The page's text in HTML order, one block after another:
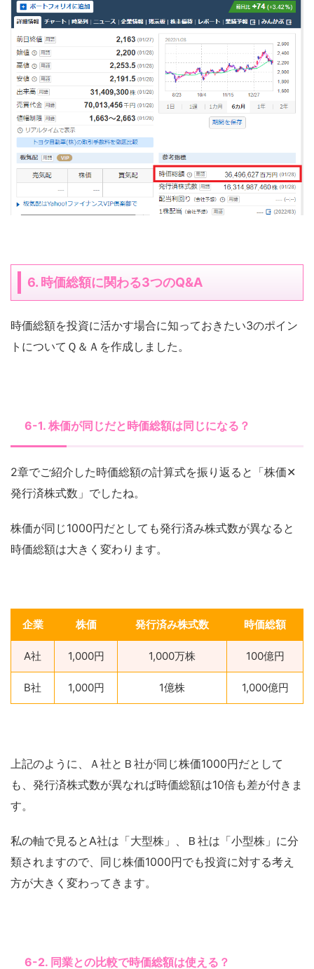
6. 時価総額に関わる3つのQ&A
時価総額を投資に活かす場合に知っておきたい3のポイン
トについてＱ＆Ａを作成しました。
6-1. 株価が同じだと時価総額は同じになる？
2章でご紹介した時価総額の計算式を振り返ると「株価✕
発行済株式数」でしたね。
株価が同じ1000円だとしても発行済み株式数が異なると
時価総額は大きく変わります。
企業 株価 発行済み株式数 時価総額
A社 1,000円 1,000万株 100億円
B社 1,000円 1億株 1,000億円
上記のように、Ａ社とＢ社が同じ株価1000円だとして
も、発行済株式数が異なれば時価総額は10倍も差が付きま
す。
私の軸で見るとA社は「大型株」、Ｂ社は「小型株」に分
類されますので、同じ株価1000円でも投資に対する考え
方が大きく変わってきます。
6-2. 同業との比較で時価総額は使える？